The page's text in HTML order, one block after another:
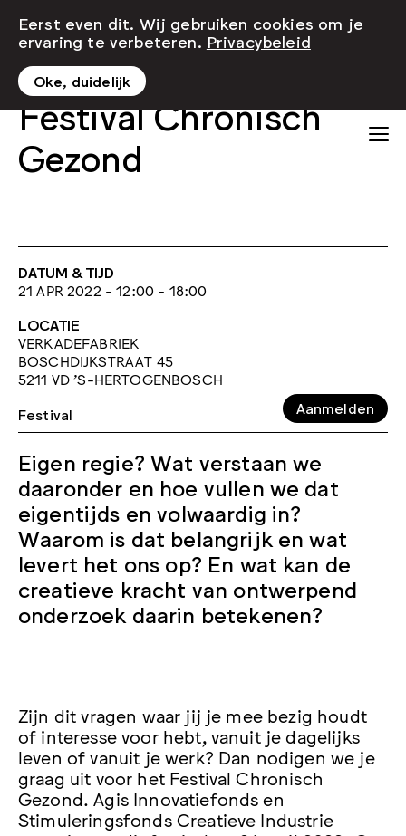
Festival Chronisch
Gezond
DATUM & TIJD
21 APR 2022 - 12:00 - 18:00
LOCATIE
VERKADEFABRIEK
BOSCHDIJKSTRAAT 45
5211 VD 'S-HERTOGENBOSCH
Festival
Aanmelden
Eigen regie? Wat verstaan we
daaronder en hoe vullen we dat
eigentijds en volwaardig in?
Waarom is dat belangrijk en wat
levert het ons op? En wat kan de
creatieve kracht van ontwerpend
onderzoek daarin betekenen?
Zijn dit vragen waar jij je mee bezig houdt
of interesse voor hebt, vanuit je dagelijks
leven of vanuit je werk? Dan nodigen we je
graag uit voor het Festival Chronisch
Gezond. Agis Innovatiefonds en
Stimuleringsfonds Creatieve Industrie
Eerst even dit. Wij gebruiken cookies om je
ervaring te verbeteren. Privacybeleid
Oke, duidelijk